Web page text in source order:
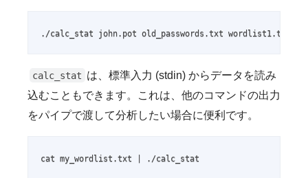
./calc_stat john.pot old_passwords.txt wordlist1.txt
calc_stat は、標準入力 (stdin) からデータを読み
込むこともできます。これは、他のコマンドの出力
をパイプで渡して分析したい場合に便利です。
cat my_wordlist.txt | ./calc_stat